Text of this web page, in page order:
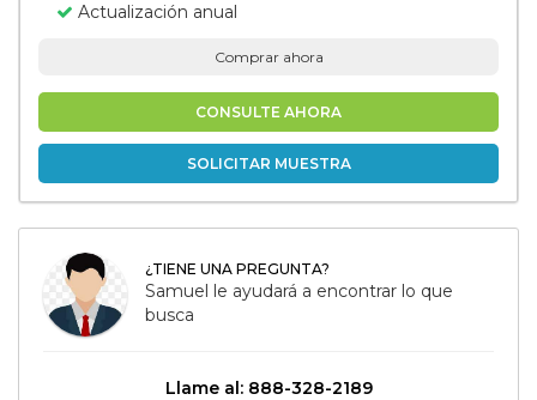
Actualización anual
Comprar ahora
CONSULTE AHORA
SOLICITAR MUESTRA
¿TIENE UNA PREGUNTA?
Samuel le ayudará a encontrar lo que
busca
Llame al: 888-328-2189